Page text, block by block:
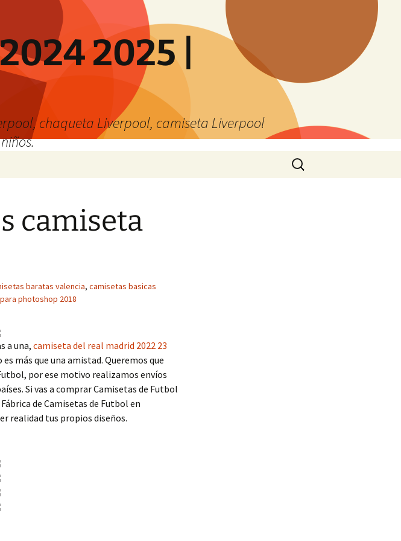
2025 |
chaqueta Liverpool, camiseta Liverpool
Buscar:
camiseta
baratas valencia, camisetas basicas
photoshop 2018
a una,camiseta del real madrid 2022 23
más que una amistad. Queremos que
por ese motivo realizamos envíos
Si vas a comprar Camisetas de Futbol
de Camisetas de Futbol en
realidad tus propios diseños.